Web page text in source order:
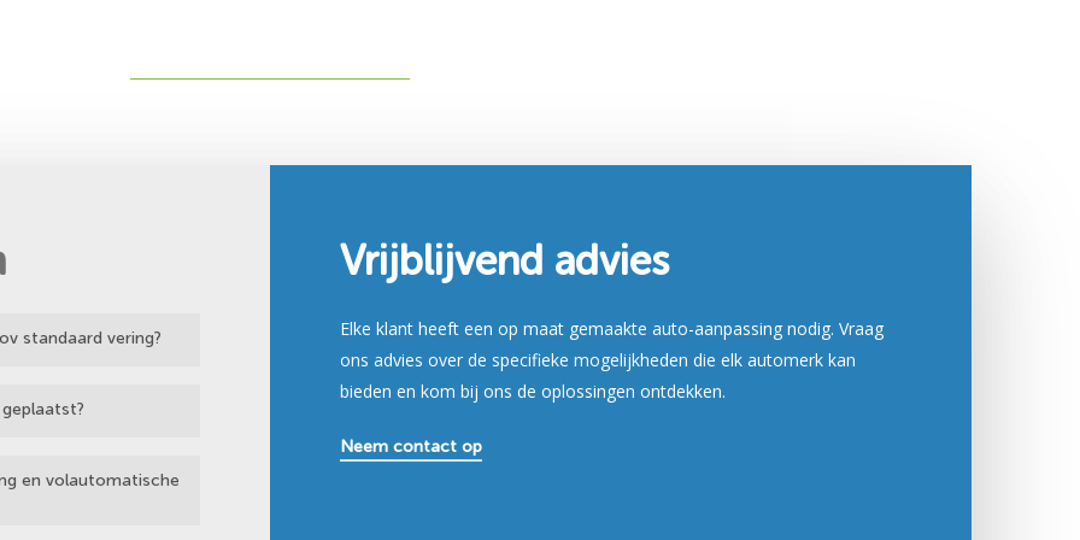
standaard vering?
toestand rondrijdt
zodat u bvb
meeste pick-ups,
en volautomatische
Vrijblijvend advies
Elke klant heeft een op maat gemaakte auto-aanpassing nodig. Vraag
ons advies over de specifieke mogelijkheden die elk automerk kan
bieden en kom bij ons de oplossingen ontdekken.
Neem contact op